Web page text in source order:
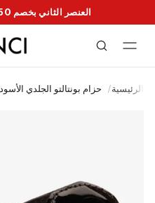
العنصر الثاني بخصم 50%
الرئيسية/ حزام بونتالتو الجلدي الأسود